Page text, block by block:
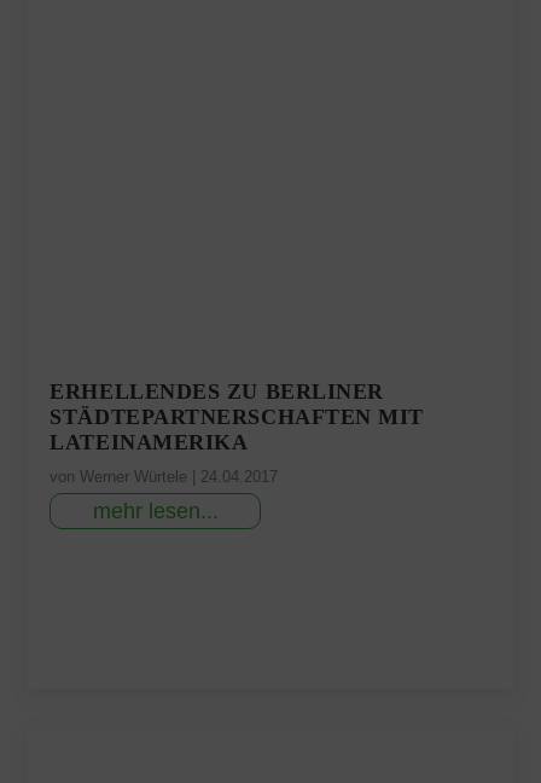
ERHELLENDES ZU BERLINER
STÄDTEPARTNERSCHAFTEN MIT
LATEINAMERIKA
vonWerner Würtele | 24.04.2017
mehr lesen...